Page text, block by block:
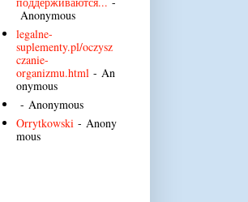
Anonymous
legalne-
suplementy.pl/oczysz
czanie-
organizmu.html - An
onymous
- Anonymous
Orrytkowski - Anony
mous